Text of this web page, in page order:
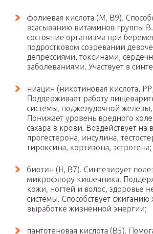
фолиевая кислота (М, В9).
всасыванию витаминов группы
состояние организма при
подростковом созревании
депрессиями, токсинами,
заболеваниями. Участвует в
ниацин (никотиновая кислота,
Поддерживает работу
системы, поджелудочной
Понижает уровень вредного
сахара в крови. Воздействует на
прогестерона, инсулина,
тироксина, кортизона, эстрогена;
биотин (Н, В7). Синтезирует
микрофлору кишечника.
кожи, ногтей и волос, здоровье
системы. Способствует сжиганию
выработке жизненной энергии;
пантотеновая кислота (В5).